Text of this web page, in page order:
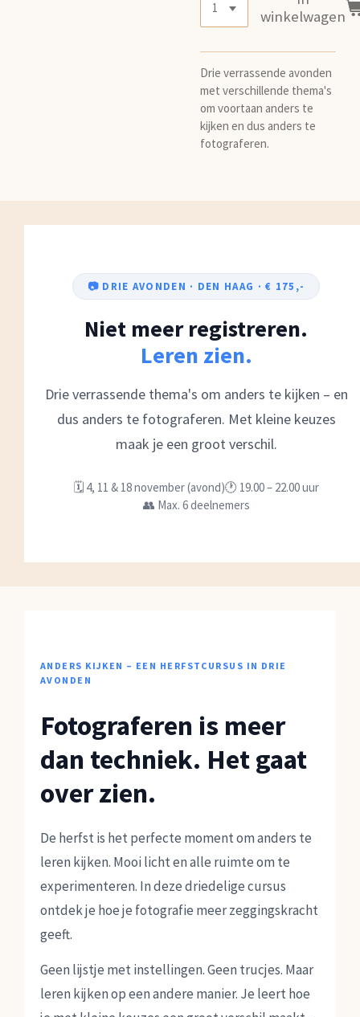
winkelwagen
Drie verrassende avonden
met verschillende thema's
om voortaan anders te
kijken en dus anders te
fotograferen.
📷 DRIE AVONDEN · DEN HAAG · € 175,-
Niet meer registreren.
Leren zien.
Drie verrassende thema's om anders te kijken – en
dus anders te fotograferen. Met kleine keuzes
maak je een groot verschil.
🗓 4, 11 & 18 november (avond)🕐 19.00 – 22.00 uur
👥 Max. 6 deelnemers
ANDERS KIJKEN – EEN HERFSTCURSUS IN DRIE
AVONDEN
Fotograferen is meer
dan techniek. Het gaat
over zien.
De herfst is het perfecte moment om anders te
leren kijken. Mooi licht en alle ruimte om te
experimenteren. In deze driedelige cursus
ontdek je hoe je fotografie meer zeggingskracht
geeft.
Geen lijstje met instellingen. Geen trucjes. Maar
leren kijken op een andere manier. Je leert hoe